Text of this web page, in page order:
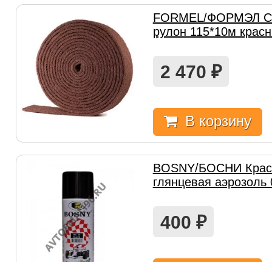
FORMEL/ФОРМЭЛ
рулон 115*10м
2 470 ₽
В корзину
BOSNY/БОСНИ
глянцевая
400 ₽